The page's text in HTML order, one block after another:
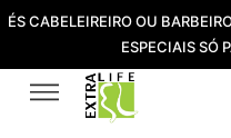
ÉS CABELEIREIRO OU
ESPECIAIS SÓ